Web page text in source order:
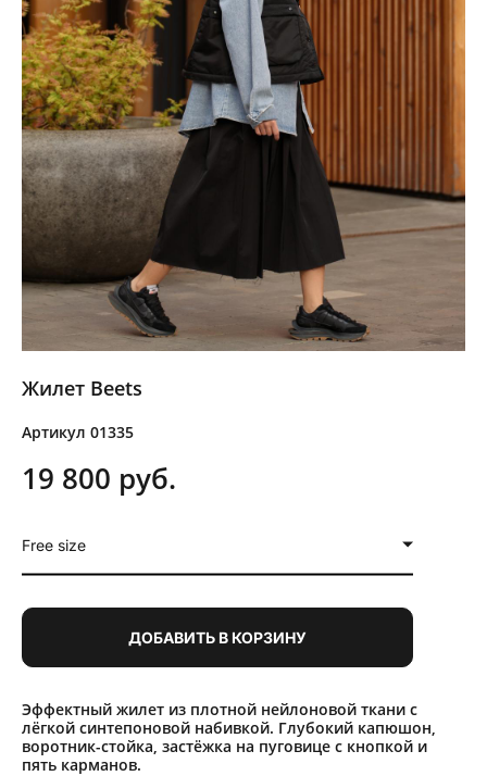
Жилет Beets
Артикул 01335
19 800 pуб.
Free size
ДОБАВИТЬ В КОРЗИНУ
Эффектный жилет из плотной нейлоновой ткани с
лёгкой синтепоновой набивкой. Глубокий капюшон,
воротник-стойка, застёжка на пуговице с кнопкой и
пять карманов.